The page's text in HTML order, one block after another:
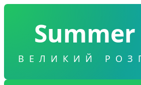
Summer
ВЕЛИКИЙ